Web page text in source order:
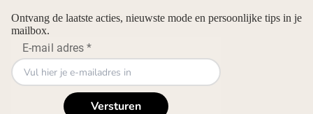
Ontvang de laatste acties, nieuwste mode en persoonlijke tips in je
mailbox.